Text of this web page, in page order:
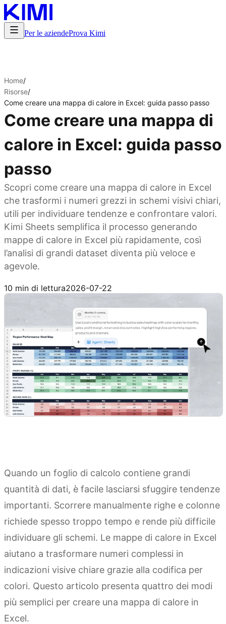
Per le aziendeProva Kimi
Home/
Risorse/
Come creare una mappa di calore in Excel: guida passo passo
Come creare una mappa di
calore in Excel: guida passo
passo
Scopri come creare una mappa di calore in Excel
che trasformi i numeri grezzi in schemi visivi chiari,
utili per individuare tendenze e confrontare valori.
Kimi Sheets semplifica il processo generando
mappe di calore in Excel più rapidamente, così
l’analisi di grandi dataset diventa più veloce e
agevole.
10 min di lettura2026-07-22
Quando un foglio di calcolo contiene grandi
quantità di dati, è facile lasciarsi sfuggire tendenze
importanti. Scorrere manualmente righe e colonne
richiede spesso troppo tempo e rende più difficile
individuare gli schemi. Le mappe di calore in Excel
aiutano a trasformare numeri complessi in
indicazioni visive chiare grazie alla codifica per
colori. Questo articolo presenta quattro dei modi
più semplici per creare una mappa di calore in
Excel.